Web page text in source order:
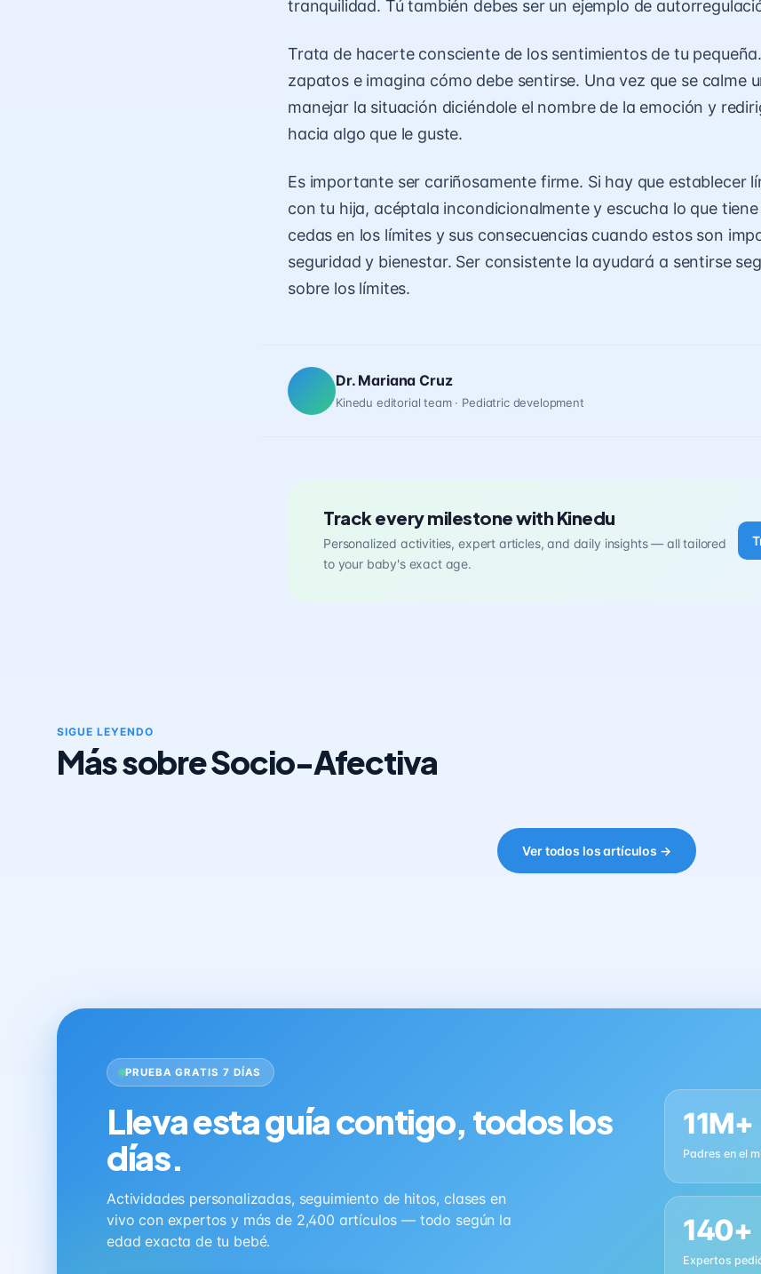
tranquilidad. Tú también debes ser un ejemplo de
Trata de hacerte consciente de los sentimientos de tu
zapatos e imagina cómo debe sentirse. Una vez que se calme
manejar la situación diciéndole el nombre de la emoción y
hacia algo que le guste.
Es importante ser cariñosamente firme. Si hay que establecer
con tu hija, acéptala incondicionalmente y escucha lo que
cedas en los límites y sus consecuencias cuando estos son
seguridad y bienestar. Ser consistente la ayudará a sentirse
sobre los límites.
Dr. Mariana Cruz
Kinedu editorial team · Pediatric development
Track every milestone with Kinedu
Personalized activities, expert articles, and daily insights — all tailored
to your baby's exact age.
SIGUE LEYENDO
Más sobre Socio-Afectiva
Ver todos los artículos →
PRUEBA GRATIS 7 DÍAS
Lleva esta guía contigo, todos los
días.
Actividades personalizadas, seguimiento de hitos, clases en
vivo con expertos y más de 2,400 artículos — todo según la
edad exacta de tu bebé.
11M+
Padres en el
140+
Expertos